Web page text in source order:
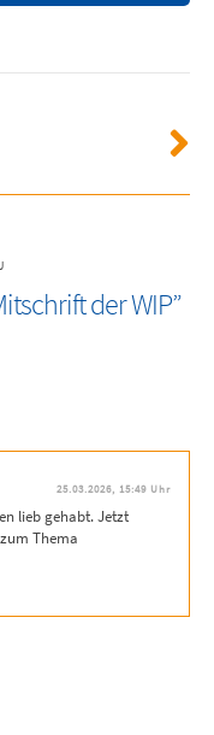
der WIP”
25.03.2026, 15:49 Uhr
lieb gehabt. Jetzt
Thema